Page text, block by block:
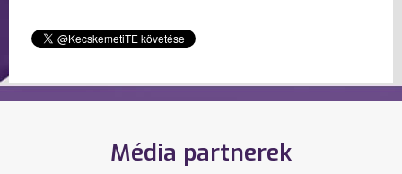
Média partnerek